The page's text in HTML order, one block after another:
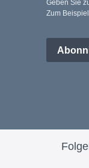
Geben Sie
Zum